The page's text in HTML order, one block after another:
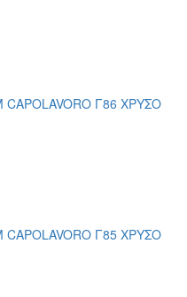
Γ86 ΧΡΥΣΟ
Γ85 ΧΡΥΣΟ